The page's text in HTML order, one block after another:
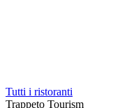
Tutti i ristoranti
Trappeto Tourism